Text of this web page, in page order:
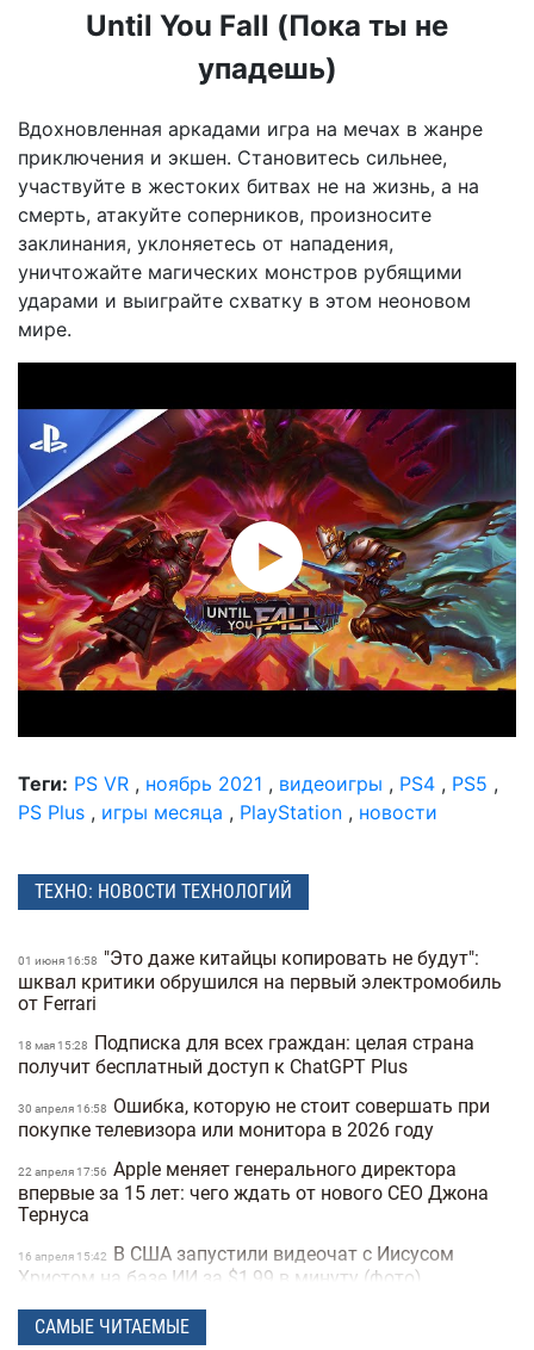
Until You Fall (Пока ты не
упадешь)
Вдохновленная аркадами игра на мечах в жанре
приключения и экшен. Становитесь сильнее,
участвуйте в жестоких битвах не на жизнь, а на
смерть, атакуйте соперников, произносите
заклинания, уклоняетесь от нападения,
уничтожайте магических монстров рубящими
ударами и выиграйте схватку в этом неоновом
мире.
Теги: PS VR , ноябрь 2021 , видеоигры , PS4 , PS5 ,
PS Plus , игры месяца , PlayStation , новости
ТЕХНО: НОВОСТИ ТЕХНОЛОГИЙ
01 июня 16:58
"Это даже китайцы копировать не будут":
шквал критики обрушился на первый электромобиль
от Ferrari
18 мая 15:28
Подписка для всех граждан: целая страна
получит бесплатный доступ к ChatGPT Plus
30 апреля 16:58
Ошибка, которую не стоит совершать при
покупке телевизора или монитора в 2026 году
22 апреля 17:56 Apple меняет генерального директора
впервые за 15 лет: чего ждать от нового CEO Джона
Тернуса
16 апреля 15:42
В США запустили видеочат с Иисусом
Христом на базе ИИ за $1,99 в минуту (фото)
15 апреля 16:04 Meta создает ИИ-клона Марка Цукерберга
для общения с сотрудниками компании
САМЫЕ ЧИТАЕМЫЕ